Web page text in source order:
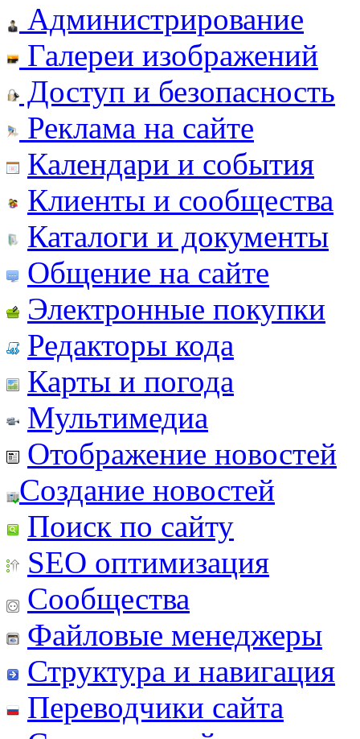
Администрирование
Галереи изображений
Доступ и безопасность
Реклама на сайте
Календари и события
Клиенты и сообщества
Каталоги и документы
Общение на сайте
Электронные покупки
Редакторы кода
Карты и погода
Мультимедиа
Отображение новостей
Создание новостей
Поиск по сайту
SEO оптимизация
Сообщества
Файловые менеджеры
Структура и навигация
Переводчики сайта